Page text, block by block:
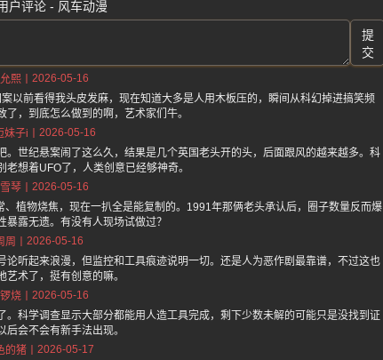
户评论 - 风车动漫
提
交
熙
2026-05-16
以前看得我头皮发麻，现在知道大多是人用木板压的，瞬间从科幻掉进搞笑频
了，到底怎么做到的啊，艺术家们牛。
妹子i
2026-05-16
世纪悬案闹了这么久，结果是几个英国老头开的头，后面跟风的越来越多。科
想着UFO了，人类创意已经够神奇。
琴
2026-05-16
植物烧焦，现在一扒全是能复制的。1991年那俩老头承认后，圈子数量反而爆
暴露无遗。有没有人现场试做过？
周
2026-05-16
听起来浪漫，但监控和工具痕迹说明一切。还是人为恶作剧最靠谱，不过这也
艺术了，挺有创意的嘛。
烧
2026-05-16
科学调查显示大部分都能用人造工具完成，剩下少数未解的可能只是没找到证
后会不会有新手法出现。
的猪
2026-05-17